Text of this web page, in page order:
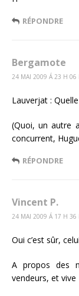
RÉPONDRE
Bergamote
24 MAI 2009 Á 23 H 06
Lauverjat :
(Quoi, un autre
concurrent,
RÉPONDRE
Vincent P.
24 MAI 2009 Á 17 H 36
Oui c’est sûr,
A propos des
vendeurs, et vive